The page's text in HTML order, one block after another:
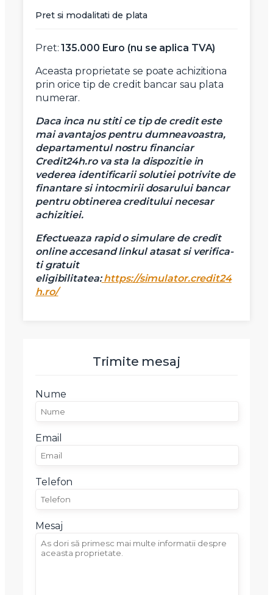
Pret si modalitati de plata
Pret:135.000 Euro (nu se aplica TVA)
Aceasta proprietate se poate achizitiona
prin orice tip de credit bancar sau plata
numerar.
Daca inca nu stiti ce tip de credit este
mai avantajos pentru dumneavoastra,
departamentul nostru financiar
Credit24h.ro va sta la dispozitie in
vederea identificarii solutiei potrivite de
finantare si intocmirii dosarului bancar
pentru obtinerea creditului necesar
achizitiei.
Efectueaza rapid o simulare de credit
online accesand linkul atasat si verifica-
ti gratuit
eligibilitatea:https://simulator.credit24
h.ro/
Trimite mesaj
Nume
Email
Telefon
Mesaj
Vreau sa fiu contactat